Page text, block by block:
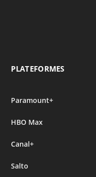
PLATEFORMES
Paramount+
HBO Max
Canal+
Salto